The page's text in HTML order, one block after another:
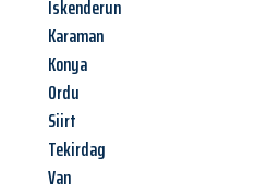
Iskenderun
Karaman
Konya
Ordu
Siirt
Tekirdag
Van